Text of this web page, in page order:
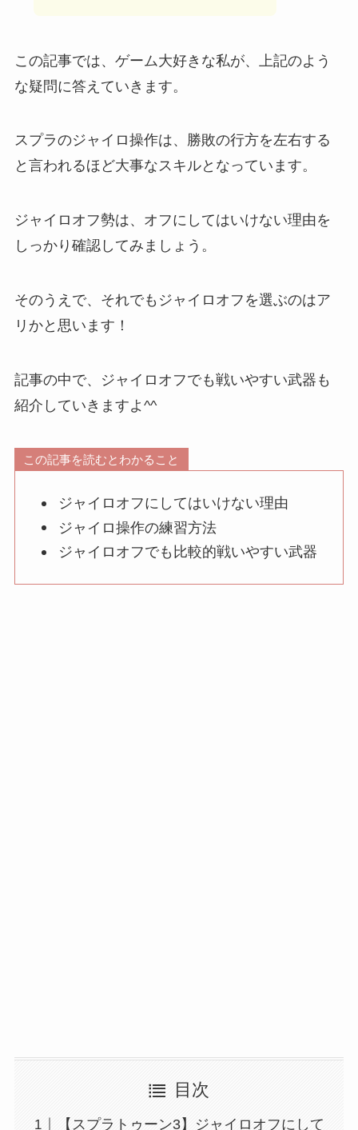
この記事では、ゲーム大好きな私が、上記のよう
な疑問に答えていきます。
スプラのジャイロ操作は、勝敗の行方を左右する
と言われるほど大事なスキルとなっています。
ジャイロオフ勢は、オフにしてはいけない理由を
しっかり確認してみましょう。
そのうえで、それでもジャイロオフを選ぶのはア
リかと思います！
記事の中で、ジャイロオフでも戦いやすい武器も
紹介していきますよ^^
この記事を読むとわかること
ジャイロオフにしてはいけない理由
ジャイロ操作の練習方法
ジャイロオフでも比較的戦いやすい武器
目次
【スプラトゥーン3】ジャイロオフにして